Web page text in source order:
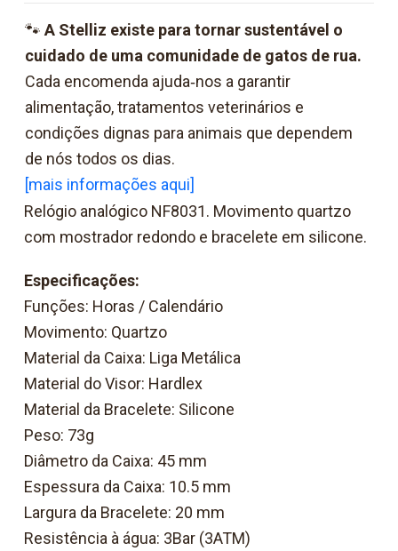
🐾 A Stelliz existe para tornar sustentável o
cuidado de uma comunidade de gatos de rua.
Cada encomenda ajuda‑nos a garantir
alimentação, tratamentos veterinários e
condições dignas para animais que dependem
de nós todos os dias.
[mais informações aqui]
Relógio analógico NF8031. Movimento quartzo
com mostrador redondo e bracelete em silicone.
Especificações:
Funções: Horas / Calendário
Movimento: Quartzo
Material da Caixa: Liga Metálica
Material do Visor: Hardlex
Material da Bracelete: Silicone
Peso: 73g
Diâmetro da Caixa: 45 mm
Espessura da Caixa: 10.5 mm
Largura da Bracelete: 20 mm
Resistência à água: 3Bar (3ATM)